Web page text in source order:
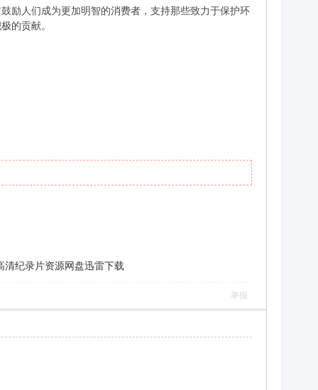
励人们成为更加明智的消费者，支持那些致力于保护环
的贡献。
纪录片资源网盘迅雷下载
举报